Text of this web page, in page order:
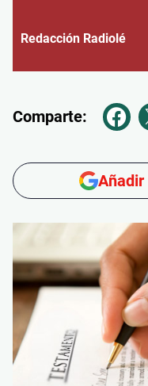
Redacción Radiolé
Comparte:
Añadir